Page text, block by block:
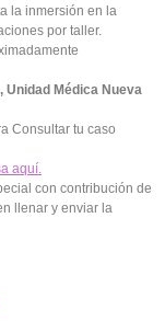
la inmersión en la
por taller.
Médica Nueva
Consultar tu caso
aquí.
con contribución de
llenar y enviar la